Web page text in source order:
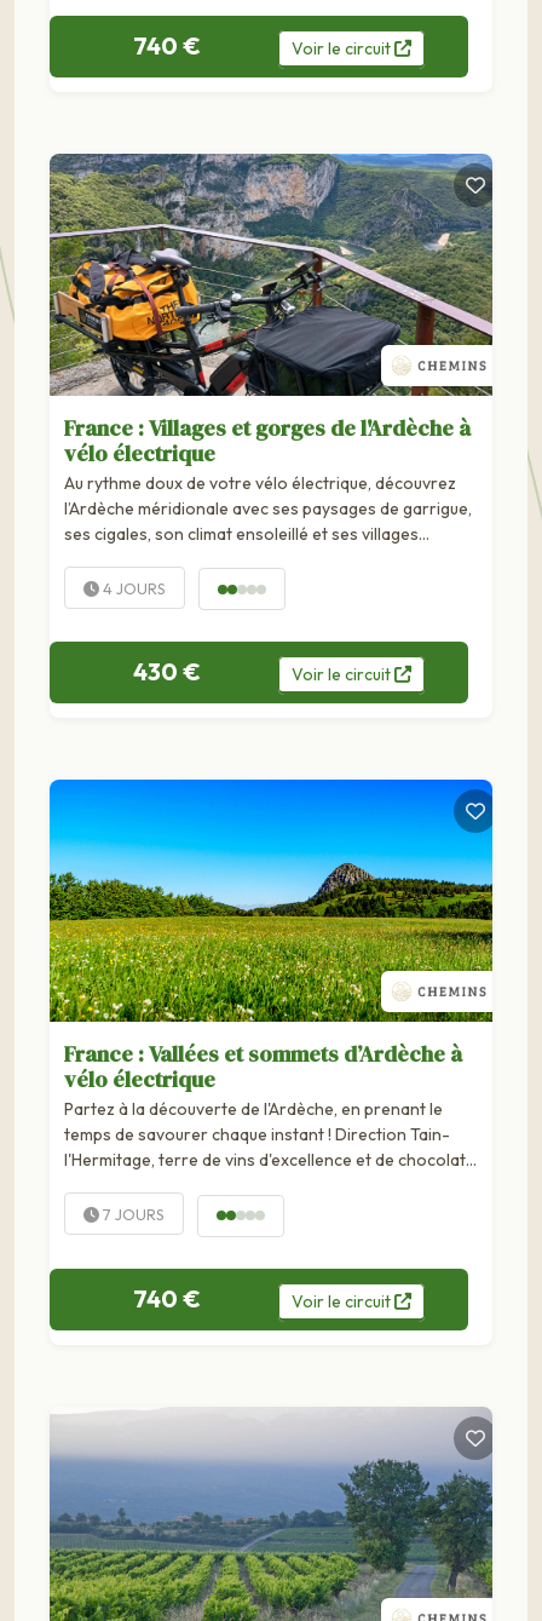
740 € Voirle circuit
France : Villages et gorges de l'Ardèche à
vélo électrique
Au rythme doux de votre vélo électrique, découvrez
l’Ardèche méridionale avec ses paysages de garrigue,
ses cigales, son climat ensoleillé et ses villages
lumière… Les gorges de...
4 JOURS
430 € Voirle circuit
France : Vallées et sommets d’Ardèche à
vélo électrique
Partez à la découverte de l'Ardèche, en prenant le
temps de savourer chaque instant ! Direction Tain-
l'Hermitage, terre de vins d'excellence et de chocolat
historique qui vous conduit au cœur...
7 JOURS
740 € Voirle circuit